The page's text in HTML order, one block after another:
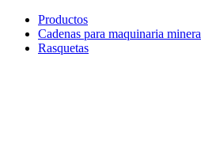
Productos
Cadenas para maquinaria minera
Rasquetas